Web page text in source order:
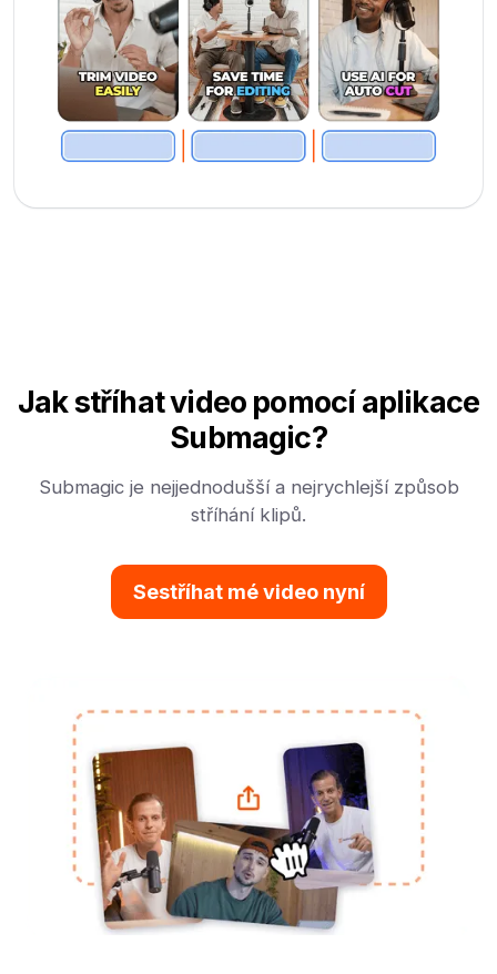
Jak stříhat video pomocí aplikace
Submagic?
Submagic je nejjednodušší a nejrychlejší způsob
stříhání klipů.
Sestříhat mé video nyní